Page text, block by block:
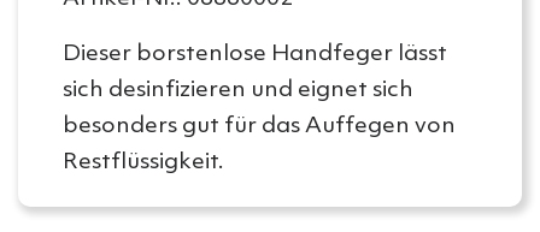
Dieser borstenlose Handfeger lässt
sich desinfizieren und eignet sich
besonders gut für das Auffegen von
Restflüssigkeit.